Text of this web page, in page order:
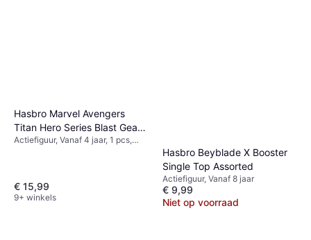
Hasbro Marvel Avengers
Titan Hero Series Blast Gear
Deluxe Hulk
Actiefiguur, Vanaf 4 jaar, 1 pcs,
€ 15,99
9+ winkels
Hasbro Beyblade X Booster
Single Top Assorted
Actiefiguur, Vanaf 8 jaar
€ 9,99
Niet op voorraad